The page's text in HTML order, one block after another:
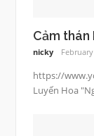
Cảm thán
nicky
https://
Luyến Hoa